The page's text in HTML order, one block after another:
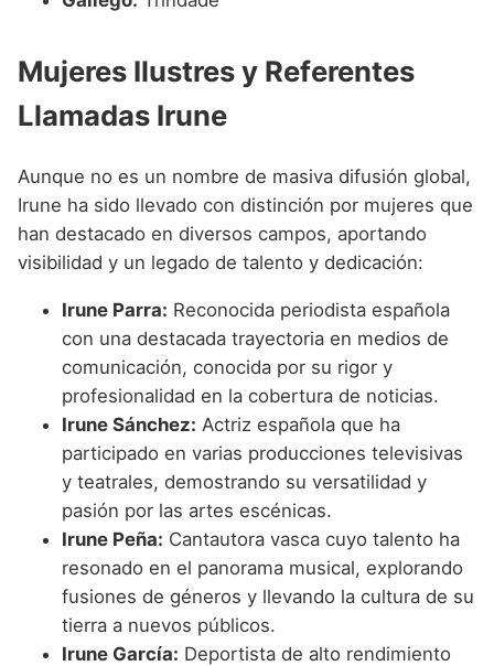
Mujeres Ilustres y Referentes
Llamadas Irune
Aunque no es un nombre de masiva difusión global,
Irune ha sido llevado con distinción por mujeres que
han destacado en diversos campos, aportando
visibilidad y un legado de talento y dedicación:
Irune Parra: Reconocida periodista española
con una destacada trayectoria en medios de
comunicación, conocida por su rigor y
profesionalidad en la cobertura de noticias.
Irune Sánchez: Actriz española que ha
participado en varias producciones televisivas
y teatrales, demostrando su versatilidad y
pasión por las artes escénicas.
Irune Peña: Cantautora vasca cuyo talento ha
resonado en el panorama musical, explorando
fusiones de géneros y llevando la cultura de su
tierra a nuevos públicos.
Irune García: Deportista de alto rendimiento